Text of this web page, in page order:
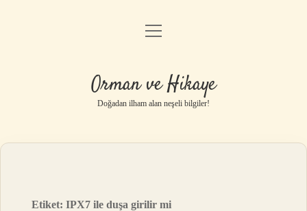
Anasayfa
Yasal Uyarı
menüyü
Orman ve Hikaye
Doğadan ilham alan neşeli bilgiler!
Etiket:IPX7 ile duşa girilir mi